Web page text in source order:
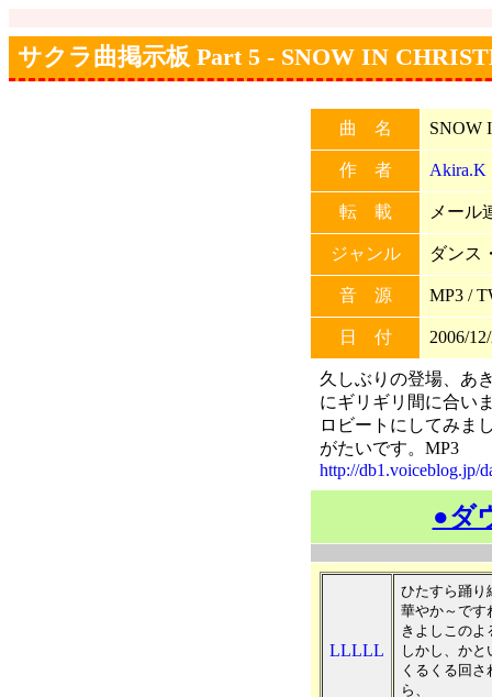
サクラ曲掲示板 Part 5 - SNOW IN
曲 名 SNOW
作 者 Akira.K
転 載 メール
ジャンル ダンス
音 源 MP3 /
日 付 2006/
久しぶりの登場、あ
にギリギリ間に合い
ロビートにしてみま
がたいです。MP3
http://db1.voiceblog.jp/
●ダ
LLLLL
ひたすら踊
華やか～です
きよしこの
しかし、か
くるくる回
ら、